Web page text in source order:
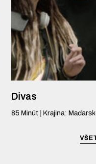
Divas
85 Minút Krajina: